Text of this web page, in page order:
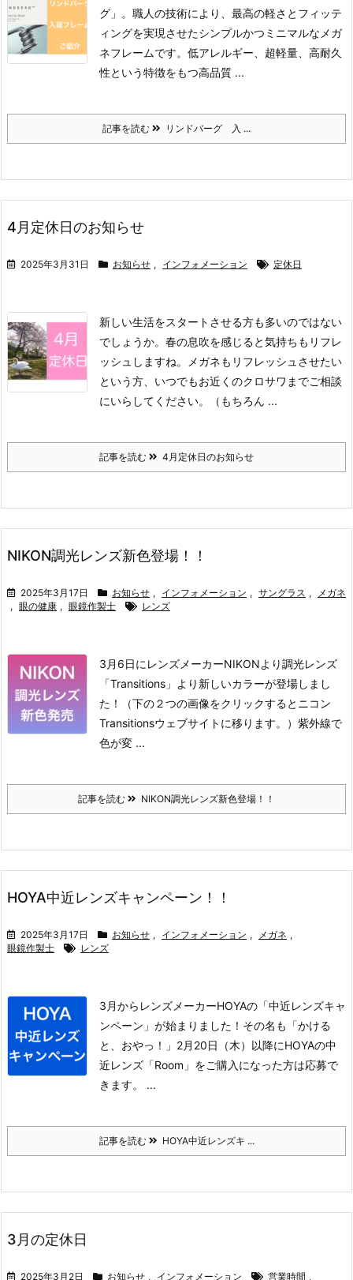
グ」。 職人の技術により、最高の軽さとフィッテ
ィングを実現させたシンプルかつミニマルなメガ
ネフレームです。 低アレルギー、超軽量、高耐久
性という特徴をもつ高品質 ...
記事を読む リンドバーグ 入 ...
4月定休日のお知らせ
2025年3月31日 お知らせ , インフォメーション 定休日
新しい生活をスタートさせる方も多いのではない
でしょうか。 春の息吹を感じると気持ちもリフレ
ッシュしますね。
メガネもリフレッシュさせたい
という方、いつでもお近くのクロサワまでご相談
にいらしてください。（もちろん ...
記事を読む 4月定休日のお知らせ
NIKON調光レンズ新色登場！！
2025年3月17日 お知らせ , インフォメーション , サングラス ,
メガネ
, 眼の健康 , 眼鏡作製士 レンズ
3月6日にレンズメーカーNIKONより調光レンズ
「Transitions」より新しいカラーが登場しまし
た！
（下の２つの画像をクリックするとニコン
Transitionsウェブサイトに移ります。） 紫外線で
色が変 ...
記事を読む NIKON調光レンズ新色登場！！
HOYA中近レンズキャンペーン！！
2025年3月17日 お知らせ , インフォメーション , メガネ ,
眼鏡作製士
レンズ
3月からレンズメーカーHOYAの「中近レンズキャ
ンペーン」が始まりました！ その名も「かける
と、おやっ！」 2月20日（木）以降にHOYAの中
近レンズ「Room」をご購入になった方は応募で
きます。
...
記事を読む HOYA中近レンズキ ...
3月の定休日
2025年3月2日 お知らせ , インフォメーション 営業時間 ,